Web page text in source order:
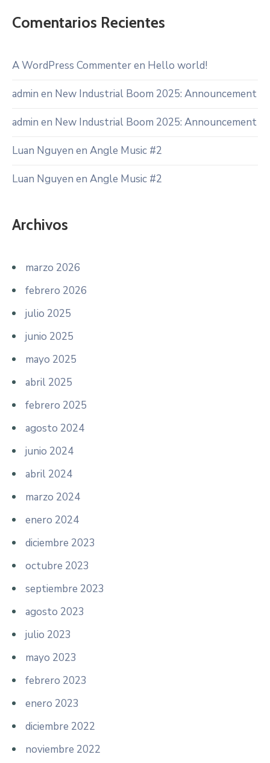
Comentarios Recientes
A WordPress Commenteren Hello world!
admin en New Industrial Boom 2025: Announcement
admin en New Industrial Boom 2025: Announcement
Luan Nguyen en Angle Music #2
Luan Nguyen en Angle Music #2
Archivos
marzo 2026
febrero 2026
julio 2025
junio 2025
mayo 2025
abril 2025
febrero 2025
agosto 2024
junio 2024
abril 2024
marzo 2024
enero 2024
diciembre 2023
octubre 2023
septiembre 2023
agosto 2023
julio 2023
mayo 2023
febrero 2023
enero 2023
diciembre 2022
noviembre 2022